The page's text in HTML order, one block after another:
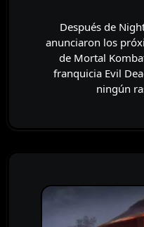
Después de Nightwolf y Shang-Tsung, se
anunciaron los
de Mortal
franquicia Evil
ningún